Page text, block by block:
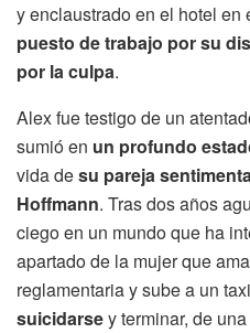
y enclaustrado en el hotel en
puesto de trabajo por su
por la culpa.
Alex fue testigo de un
sumió en un profundo
vida desu pareja
Hoffmann. Tras dos años
ciego en un mundo que ha
apartado de la mujer que
reglamentaria y sube a un
suicidarsey terminar, de